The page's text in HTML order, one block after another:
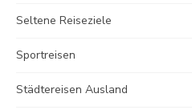
Seltene Reiseziele
Sportreisen
Städtereisen Ausland